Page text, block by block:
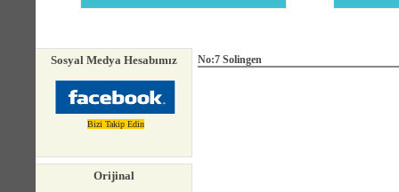
Sosyal Medya Hesabımız
Bizi Takip Edin
Orijinal
No:7 Solingen